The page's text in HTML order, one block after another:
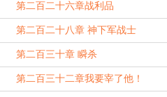
第二百二十六章战利品
第二百二十八章 神下军战士
第二百三十章 瞬杀
第二百三十二章我要宰了他！